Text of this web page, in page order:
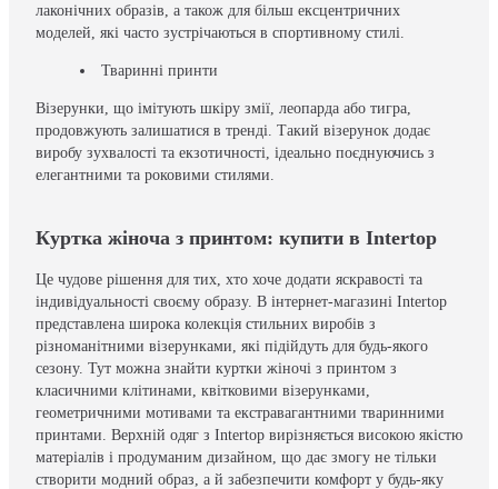
лаконічних образів, а також для більш ексцентричних
моделей, які часто зустрічаються в спортивному стилі.
Тваринні принти
Візерунки, що імітують шкіру змії, леопарда або тигра,
продовжують залишатися в тренді. Такий візерунок додає
виробу зухвалості та екзотичності, ідеально поєднуючись з
елегантними та роковими стилями.
Куртка жіноча з принтом: купити в Intertop
Це чудове рішення для тих, хто хоче додати яскравості та
індивідуальності своєму образу. В інтернет-магазині Intertop
представлена широка колекція стильних виробів з
різноманітними візерунками, які підійдуть для будь-якого
сезону. Тут можна знайти куртки жіночі з принтом з
класичними клітинами, квітковими візерунками,
геометричними мотивами та екстравагантними тваринними
принтами. Верхній одяг з Intertop вирізняється високою якістю
матеріалів і продуманим дизайном, що дає змогу не тільки
створити модний образ, а й забезпечити комфорт у будь-яку